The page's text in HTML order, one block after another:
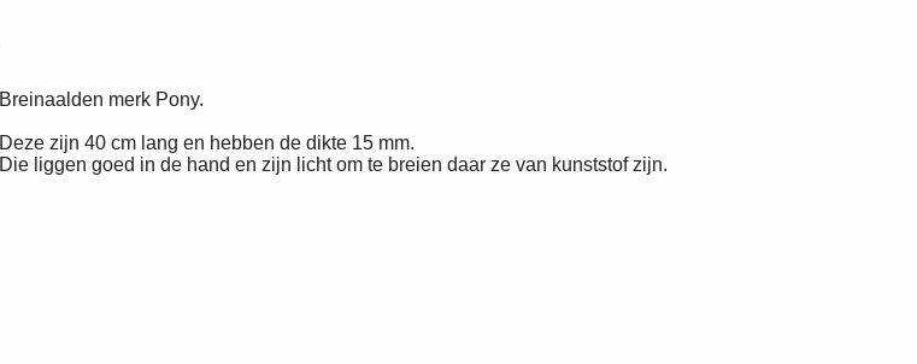
Breinaalden merk Pony.
Deze zijn 40 cm lang en hebben de dikte 15 mm.
Die liggen goed in de hand en zijn licht om te breien daar ze van kunststof zijn.